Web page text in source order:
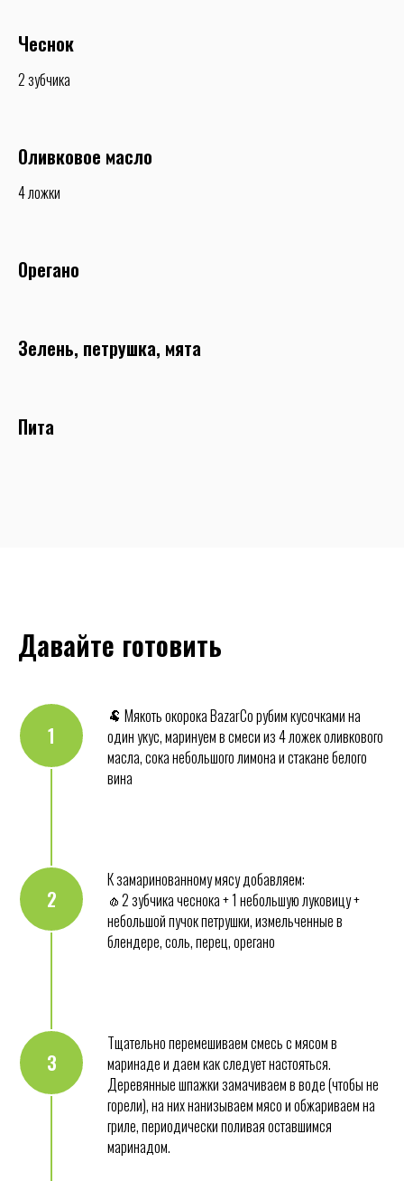
Чеснок
2 зубчика
Оливковое масло
4 ложки
Орегано
Зелень, петрушка, мята
Пита
Давайте готовить
1
🐏 Мякоть окорока BazarCo рубим кусочками на
один укус, маринуем в смеси из 4 ложек оливкового
масла, сока небольшого лимона и стакане белого
вина
2
К замаринованному мясу добавляем:
🧄2 зубчика чеснока + 1 небольшую луковицу +
небольшой пучок петрушки, измельченные в
блендере, соль, перец, орегано
3
Тщательно перемешиваем смесь с мясом в
маринаде и даем как следует настояться.
Деревянные шпажки замачиваем в воде (чтобы не
горели), на них нанизываем мясо и обжариваем на
гриле, периодически поливая оставшимся
маринадом.